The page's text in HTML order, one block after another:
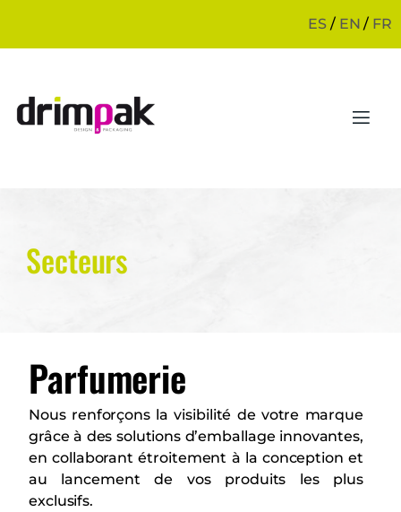
ES/ EN / FR
Secteurs
Parfumerie
Nous renforçons la visibilité de votre marque
grâce à des solutions d’emballage innovantes,
en collaborant étroitement à la conception et
au lancement de vos produits les plus
exclusifs.